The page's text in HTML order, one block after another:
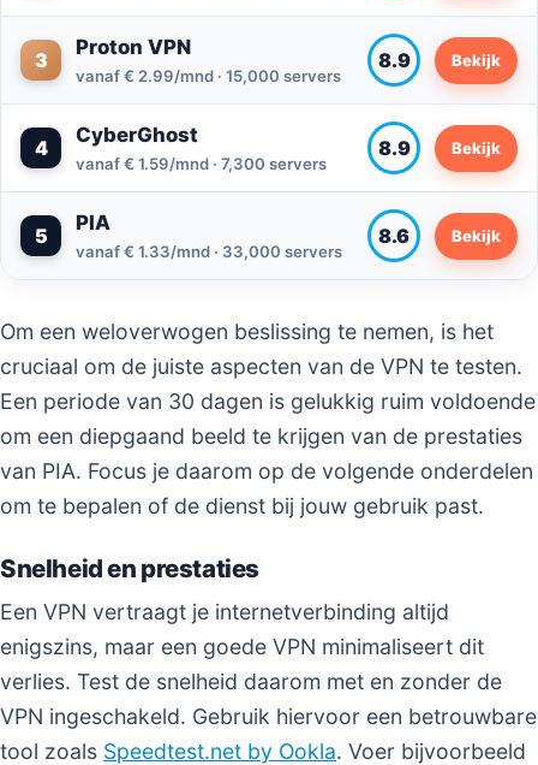
3
Proton VPN
vanaf € 2.99/mnd · 15,000 servers
8.9 Bekijk
4
CyberGhost
vanaf € 1.59/mnd · 7,300 servers
8.9 Bekijk
5
PIA
vanaf € 1.33/mnd · 33,000 servers
8.6 Bekijk
Om een weloverwogen beslissing te nemen, is het
cruciaal om de juiste aspecten van de VPN te testen.
Een periode van 30 dagen is gelukkig ruim voldoende
om een diepgaand beeld te krijgen van de prestaties
van PIA. Focus je daarom op de volgende onderdelen
om te bepalen of de dienst bij jouw gebruik past.
Snelheid en prestaties
Een VPN vertraagt je internetverbinding altijd
enigszins, maar een goede VPN minimaliseert dit
verlies. Test de snelheid daarom met en zonder de
VPN ingeschakeld. Gebruik hiervoor een betrouwbare
tool zoals Speedtest.net by Ookla. Voer bijvoorbeeld